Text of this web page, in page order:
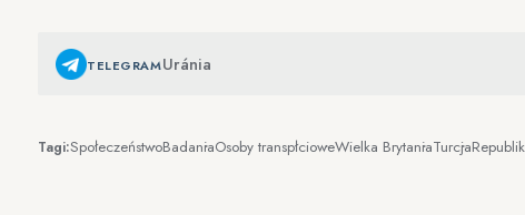
TELEGRAMUránia
Tagi:SpołeczeństwoBadaniaOsoby transpłcioweWielka BrytaniaTurcja